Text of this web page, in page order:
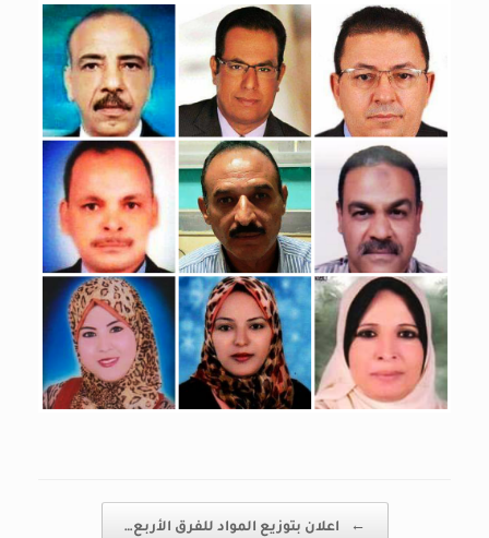
← اعلان بتوزيع المواد للفرق الأربع…